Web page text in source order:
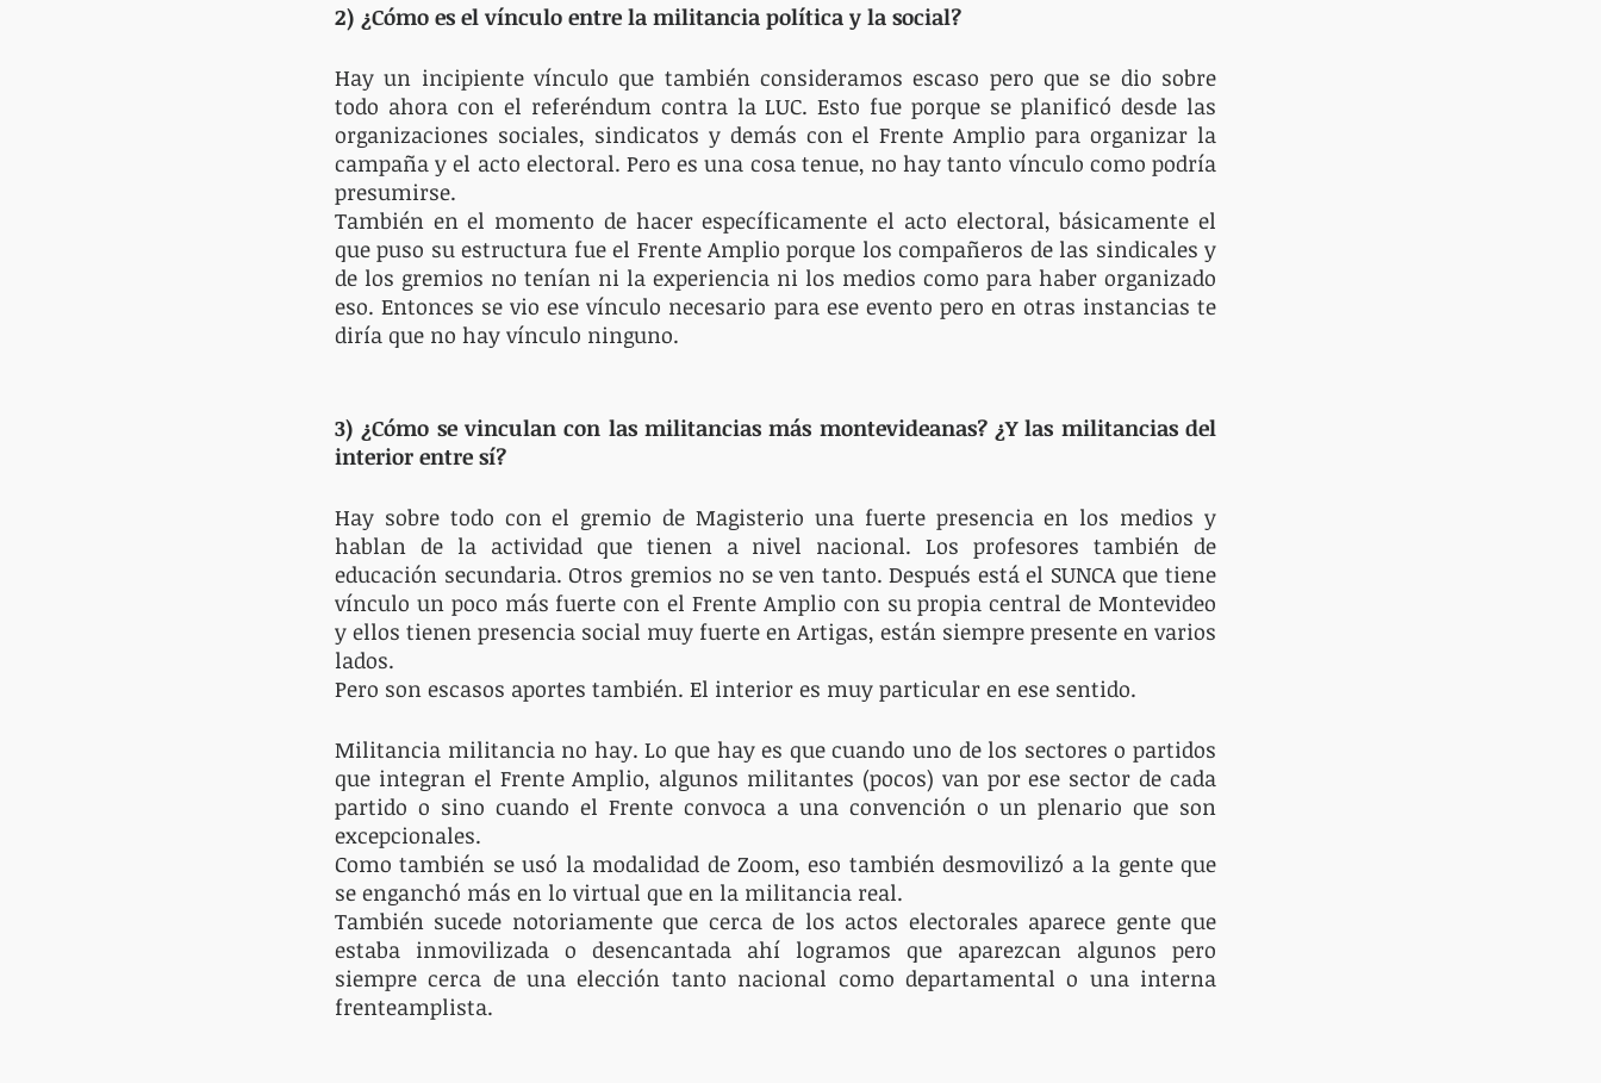
2) ¿Cómo es el vínculo entre la militancia política y la social?
Hay un incipiente vínculo que también consideramos escaso pero que se dio sobre
todo ahora con el referéndum contra la LUC. Esto fue porque se planificó desde las
organizaciones sociales, sindicatos y demás con el Frente Amplio para organizar la
campaña y el acto electoral. Pero es una cosa tenue, no hay tanto vínculo como podría
presumirse.
También en el momento de hacer específicamente el acto electoral, básicamente el
que puso su estructura fue el Frente Amplio porque los compañeros de las sindicales y
de los gremios no tenían ni la experiencia ni los medios como para haber organizado
eso. Entonces se vio ese vínculo necesario para ese evento pero en otras instancias te
diría que no hay vínculo ninguno.
3) ¿Cómo se vinculan con las militancias más montevideanas? ¿Y las militancias del
interior entre sí?
Hay sobre todo con el gremio de Magisterio una fuerte presencia en los medios y
hablan de la actividad que tienen a nivel nacional. Los profesores también de
educación secundaria. Otros gremios no se ven tanto. Después está el SUNCA que tiene
vínculo un poco más fuerte con el Frente Amplio con su propia central de Montevideo
y ellos tienen presencia social muy fuerte en Artigas, están siempre presente en varios
lados.
Pero son escasos aportes también. El interior es muy particular en ese sentido.
Militancia militancia no hay. Lo que hay es que cuando uno de los sectores o partidos
que integran el Frente Amplio, algunos militantes (pocos) van por ese sector de cada
partido o sino cuando el Frente convoca a una convención o un plenario que son
excepcionales.
Como también se usó la modalidad de Zoom, eso también desmovilizó a la gente que
se enganchó más en lo virtual que en la militancia real.
También sucede notoriamente que cerca de los actos electorales aparece gente que
estaba inmovilizada o desencantada ahí logramos que aparezcan algunos pero
siempre cerca de una elección tanto nacional como departamental o una interna
frenteamplista.